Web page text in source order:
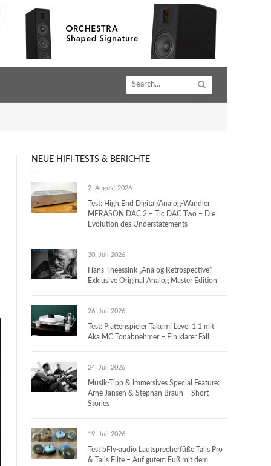
NEUE HIFI-TESTS & BERICHTE
2. August 2026
Test: High End Digital/Analog-Wandler
MERASON DAC 2 – Tic DAC Two – Die
Evolution des Understatements
30. Juli 2026
Hans Theessink „Analog Retrospective“ –
Exklusive Original Analog Master Edition
26. Juli 2026
Test: Plattenspieler Takumi Level 1.1 mit
Aka MC Tonabnehmer – Ein klarer Fall
24. Juli 2026
Musik-Tipp & immersives Special Feature:
Arne Jansen & Stephan Braun – Short
Stories
19. Juli 2026
Test bFly-audio Lautsprecherfüße Talis Pro
& Talis Elite – Auf gutem Fuß mit dem